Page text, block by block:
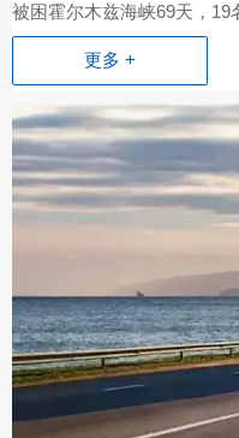
被困霍尔木兹海峡69天，
更多 +